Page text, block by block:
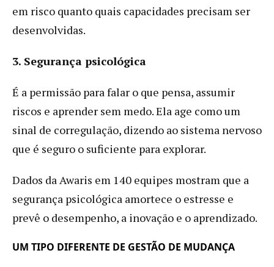
em risco quanto quais capacidades precisam ser
desenvolvidas.
3. Segurança psicológica
É a permissão para falar o que pensa, assumir
riscos e aprender sem medo. Ela age como um
sinal de corregulação, dizendo ao sistema nervoso
que é seguro o suficiente para explorar.
Dados da Awaris em 140 equipes mostram que a
segurança psicológica amortece o estresse e
prevê o desempenho, a inovação e o aprendizado.
UM TIPO DIFERENTE DE GESTÃO DE MUDANÇA